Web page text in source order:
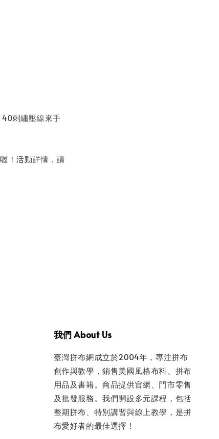
刺繡壓線來手
！活動詳情，請
我們 About Us
臺灣拼布網成立於2004年，專注拼布
創作與教學，銷售美國風格布料、拼布
用品及書籍。商品提供官網、門市零售
及批發服務。我們開設多元課程，包括
整期拼布、特別講習與線上教學，是拼
布愛好者的最佳選擇！